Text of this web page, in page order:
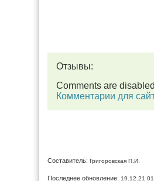
Отзывы:
Comments are disabled
Комментарии для
Составитель: Григоровская П.И.
Последнее обновление: 19.12.21